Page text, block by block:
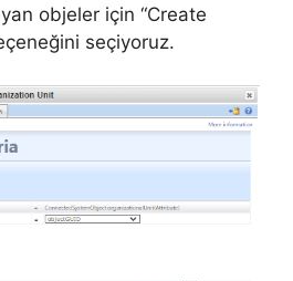
objeler için “Create
seçiyoruz.